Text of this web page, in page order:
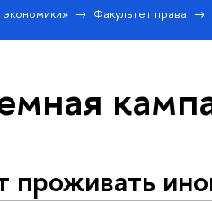
Факультет права
проживать